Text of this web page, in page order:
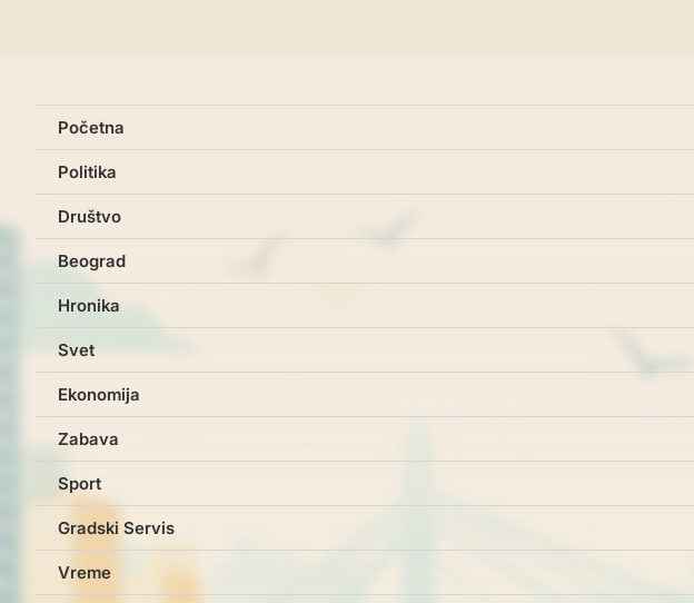
Početna
Politika
Društvo
Beograd
Hronika
Svet
Ekonomija
Zabava
Sport
Gradski Servis
Vreme